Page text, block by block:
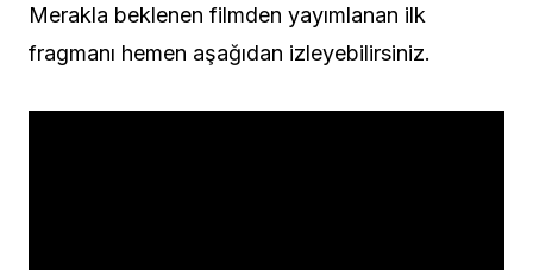
Merakla beklenen filmden yayımlanan ilk
fragmanı hemen aşağıdan izleyebilirsiniz.